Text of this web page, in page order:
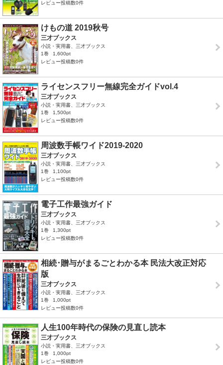
レビュー投稿数0件
けもの道 2019秋号
三才ブックス
小説・実用書、三才ブックス
1巻
1,600pt
レビュー投稿数0件
ライセンスフリー無線完全ガイドvol.4
三才ブックス
小説・実用書、三才ブックス
1巻
1,500pt
レビュー投稿数0件
周波数手帳ワイド2019-2020
三才ブックス
小説・実用書、三才ブックス
1巻
1,100pt
レビュー投稿数0件
電子工作最強ガイド
三才ブックス
小説・実用書、三才ブックス
1巻
1,300pt
レビュー投稿数0件
相続･贈与がまるごとわかる本 民法大改正対応
版
三才ブックス
小説・実用書、三才ブックス
1巻
1,000pt
レビュー投稿数0件
人生100年時代の保険の見直し読本
三才ブックス
小説・実用書、三才ブックス
1巻
1,000pt
レビュー投稿数0件